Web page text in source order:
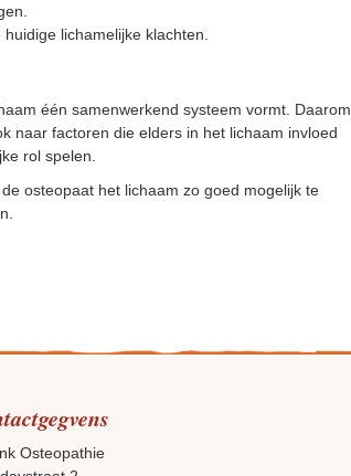
lichamelijke klachten.
één samenwerkend systeem vormt. Daarom
naar factoren die elders in het lichaam invloed
rol spelen.
osteopaat het lichaam zo goed mogelijk te
Osteopathie